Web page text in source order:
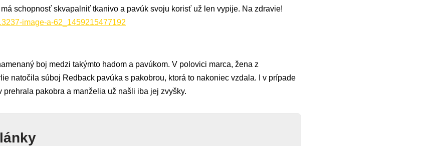
schopnosť skvapalniť tkanivo a pavúk svoju korisť už len vypije. Na zdravie!
boj medzi takýmto hadom a pavúkom. V polovici marca, žena z
natočila súboj Redback pavúka s pakobrou, ktorá to nakoniec vzdala. I v prípade
prehrala pakobra a manželia už našli iba jej zvyšky.